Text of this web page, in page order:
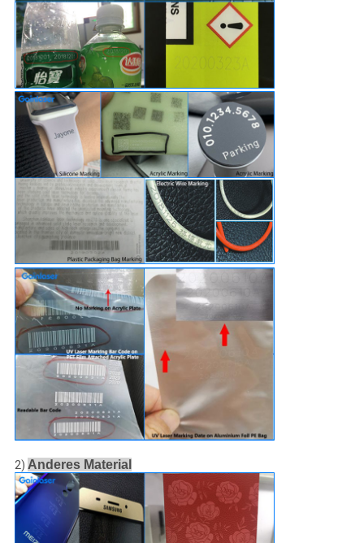
2) Anderes Material